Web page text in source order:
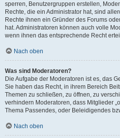
sperren, Benutzergruppen erstellen,
Rechte, die ein Administrator hat, sind
Rechte ihnen ein Gründer des Forums
hat. Administratoren können auch volle
wenn ihnen das entsprechende Recht
Nach oben
Was sind Moderatoren?
Die Aufgabe der Moderatoren ist es, das
Sie haben das Recht, in ihrem Bereich
Themen zu schließen, zu öffnen, zu
verhindern Moderatoren, dass Mitglieder
Thema Passendes, oder Beleidigendes
Nach oben